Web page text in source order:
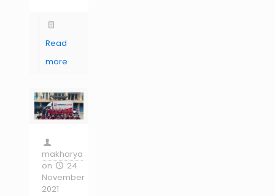
Read
more
makharya
on
24
November
2021